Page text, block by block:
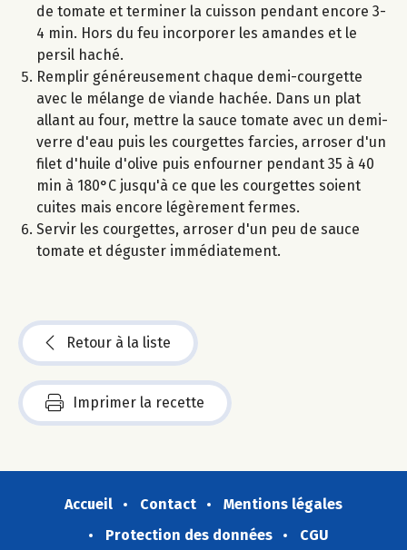
de tomate et terminer la cuisson pendant encore 3-
4 min. Hors du feu incorporer les amandes et le
persil haché.
Remplir généreusement chaque demi-courgette
avec le mélange de viande hachée. Dans un plat
allant au four, mettre la sauce tomate avec un demi-
verre d'eau puis les courgettes farcies, arroser d'un
filet d'huile d'olive puis enfourner pendant 35 à 40
min à 180°C jusqu'à ce que les courgettes soient
cuites mais encore légèrement fermes.
Servir les courgettes, arroser d'un peu de sauce
tomate et déguster immédiatement.
Retour à la liste
Imprimer la recette
Accueil Contact
Mentions légales
Protection des données
CGU